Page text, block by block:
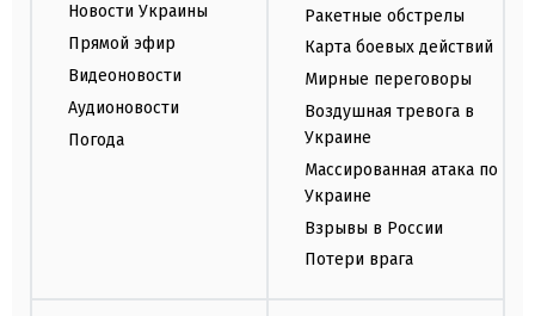
Новости Украины
Прямой эфир
Видеоновости
Аудионовости
Погода
Ракетные обстрелы
Карта боевых действий
Мирные переговоры
Воздушная тревога в
Украине
Массированная атака по
Украине
Взрывы в России
Потери врага